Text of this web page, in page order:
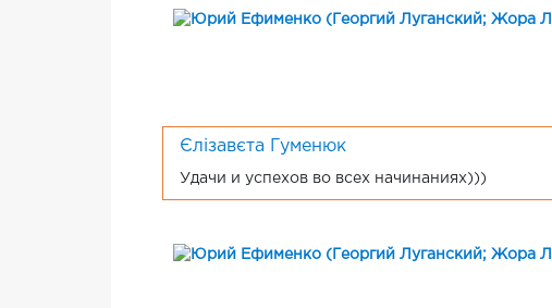
Єлізавєта Гуменюк
Удачи и успехов во всех начинаниях)))